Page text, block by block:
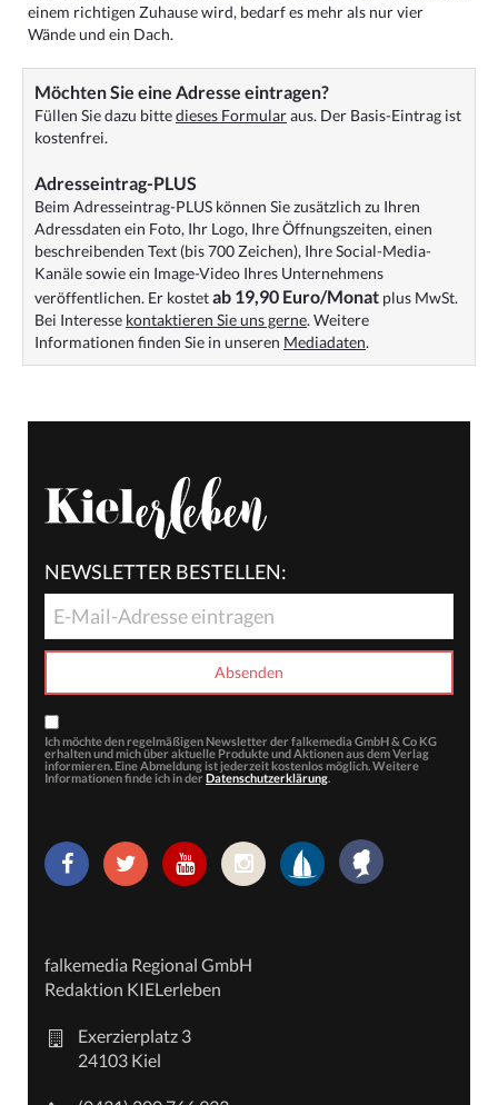
einem richtigen Zuhause wird, bedarf es mehr als nur vier
Wände und ein Dach.
Möchten Sie eine Adresse eintragen?
Füllen Sie dazu bittedieses Formularaus. Der Basis-Eintrag ist
kostenfrei.
Adresseintrag-PLUS
Beim Adresseintrag-PLUS können Sie zusätzlich zu Ihren
Adressdaten ein Foto, Ihr Logo, Ihre Öffnungszeiten, einen
beschreibenden Text (bis 700 Zeichen), Ihre Social-Media-
Kanäle sowie ein Image-Video Ihres Unternehmens
veröffentlichen. Er kostetab 19,90 Euro/Monat plus MwSt.
Bei Interesse kontaktieren Sie uns gerne. Weitere
Informationen finden Sie in unseren Mediadaten.
NEWSLETTER BESTELLEN:
Ich möchte den regelmäßigen Newsletter der falkemedia GmbH & Co KG
erhalten und mich über aktuelle Produkte und Aktionen aus dem Verlag
informieren. Eine Abmeldung ist jederzeit kostenlos möglich. Weitere
Informationen finde ich in der Datenschutzerklärung.
falkemedia Regional GmbH
Redaktion KIELerleben
Exerzierplatz 3
24103 Kiel